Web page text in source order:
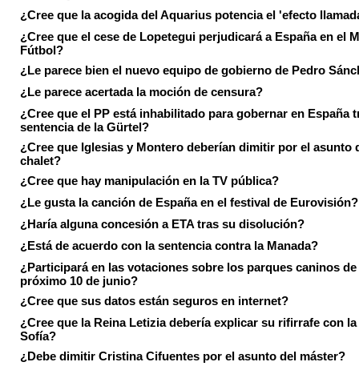
¿Cree que la acogida del Aquarius potencia el 'efecto
¿Cree que el cese de Lopetegui perjudicará a España en el
Fútbol?
¿Le parece bien el nuevo equipo de gobierno de Pedro
¿Le parece acertada la moción de censura?
¿Cree que el PP está inhabilitado para gobernar en España
sentencia de la Gürtel?
¿Cree que Iglesias y Montero deberían dimitir por el asunto
chalet?
¿Cree que hay manipulación en la TV pública?
¿Le gusta la canción de España en el festival de Eurovisión?
¿Haría alguna concesión a ETA tras su disolución?
¿Está de acuerdo con la sentencia contra la Manada?
¿Participará en las votaciones sobre los parques caninos de
próximo 10 de junio?
¿Cree que sus datos están seguros en internet?
¿Cree que la Reina Letizia debería explicar su rifirrafe con la
Sofía?
¿Debe dimitir Cristina Cifuentes por el asunto del máster?